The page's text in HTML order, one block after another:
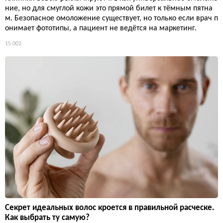
ние, но для смуглой кожи это прямой билет к тёмным пятна
м. Безопасное омоложение существует, но только если врач п
онимает фототипы, а пациент не ведётся на маркетинг.
15 002
Секрет идеальных волос кроется в правильной расческе.
Как выбрать ту самую?